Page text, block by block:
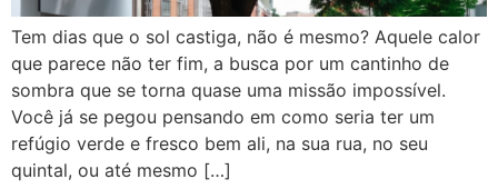
Tem dias que o sol castiga, não é mesmo? Aquele calor
que parece não ter fim, a busca por um cantinho de
sombra que se torna quase uma missão impossível.
Você já se pegou pensando em como seria ter um
refúgio verde e fresco bem ali, na sua rua, no seu
quintal, ou até mesmo […]